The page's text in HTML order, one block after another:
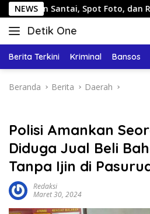
Langsung
ke
konten
NEWS
Spot Foto, dan Rekomendasi
Detik One
Tajam
Fakta
Berita Terkini Kriminal Bansos
Beranda Berita Daerah
Polisi Amankan
Diduga Jual Beli
Tanpa Ijin di
Redaksi
Maret 30, 2024